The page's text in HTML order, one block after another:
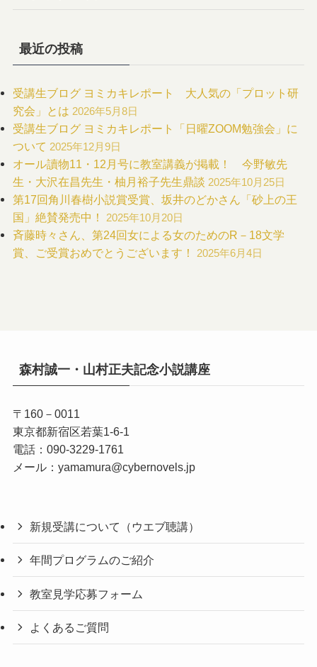
最近の投稿
受講生ブログ ヨミカキレポート 大人気の「プロット研
究会」とは 2026年5月8日
受講生ブログ ヨミカキレポート「日曜ZOOM勉強会」に
ついて 2025年12月9日
オール讀物11・12月号に教室講義が掲載！ 今野敏先
生・大沢在昌先生・柚月裕子先生鼎談 2025年10月25日
第17回角川春樹小説賞受賞、坂井のどかさん「砂上の王
国」絶賛発売中！
2025年10月20日
斉藤時々さん、第24回女による女のためのR－18文学
賞、ご受賞おめでとうございます！
2025年6月4日
森村誠一・山村正夫記念小説講座
〒 160－ 0011
東京都新宿区若葉1-6-1
電話：090-3229-1761
メール： yamamura@cybernovels.jp
新規受講について（ウエブ聴講）
年間プログラムのご紹介
教室見学応募フォーム
よくあるご質問